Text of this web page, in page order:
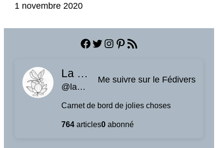
Date
1 novembre 2020
Facebook
Twitter
Instagram
Pinterest
Flux RSS
La planque à libellules
@laplanquealibellules.fr@www.laplanquealibellules.fr
Me suivre sur le Fédivers
Carnet de bord de jolies choses
764 articles0 abonné